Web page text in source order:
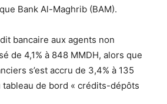
Bank Al-Maghrib (BAM).
bancaire aux agents non
de 4,1% à 848 MMDH, alors que
s’est accru de 3,4% à 135
de bord « crédits-dépôts